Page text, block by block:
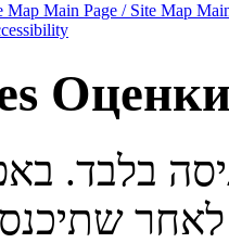
Map Main Page / Site Map
בלבד.